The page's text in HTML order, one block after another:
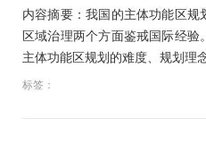
内容摘要：我国的主体功能区
区域治理两个方面鉴戒国际经
主体功能区规划的难度、规划
标签：